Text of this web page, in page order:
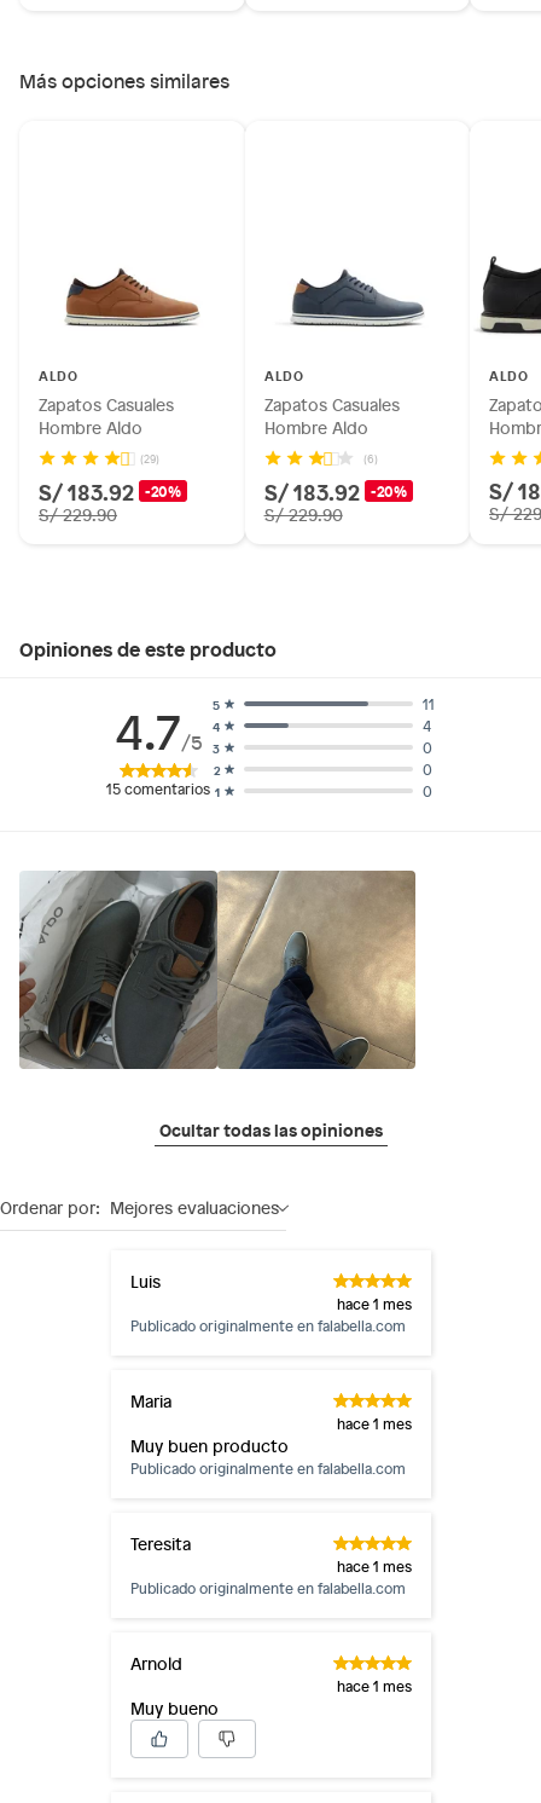
Más opciones similares
ALDO
Zapatos Casuales
Hombre Aldo
(29)
S/ 183.92 -20%
S/ 229.90
ALDO
Zapatos Casuales
Hombre Aldo
(6)
S/ 183.92 -20%
S/ 229.90
ALDO
S/
S/
Opiniones de este producto
4.7/5
15comentarios 1 0
2 0
3 0
4 4
5 11
Ocultar todas las opiniones
Ordenar por: Mejores evaluaciones
Luis
hace 1 mes
Publicado originalmente enfalabella.com
Maria
hace 1 mes
Muy buen producto
Publicado originalmente enfalabella.com
Teresita
hace 1 mes
Publicado originalmente enfalabella.com
Arnold
hace 1 mes
Muy bueno